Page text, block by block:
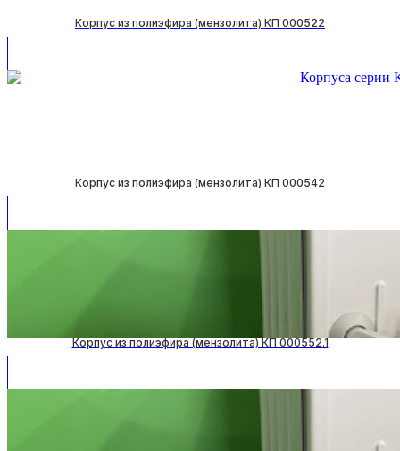
Корпус из полиэфира (мензолита) КП 000522
Корпус из полиэфира (мензолита) КП 000542
Корпус из полиэфира (мензолита) КП 000552.1